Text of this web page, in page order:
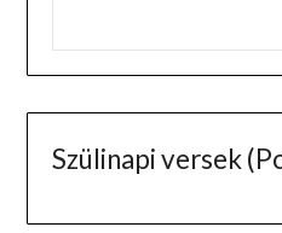
Szülinapi versek